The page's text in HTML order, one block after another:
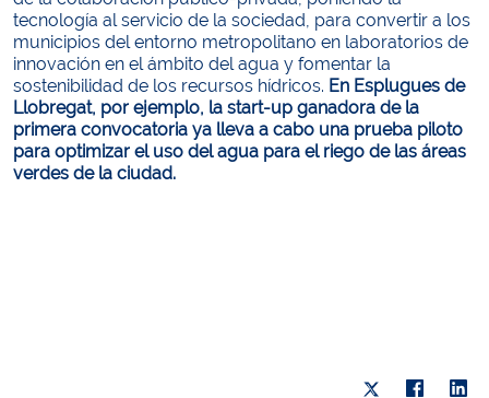
tecnología al servicio de la sociedad, para convertir a los
municipios del entorno metropolitano en laboratorios de
innovación en el ámbito del agua y fomentar la
sostenibilidad de los recursos hídricos. En Esplugues de
Llobregat, por ejemplo, la start-up ganadora de la
primera convocatoria ya lleva a cabo una prueba piloto
para optimizar el uso del agua para el riego de las áreas
verdes de la ciudad.